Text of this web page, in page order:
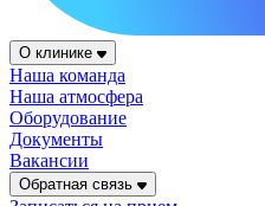
О клинике
Наша команда
Наша атмосфера
Оборудование
Документы
Вакансии
Обратная связь